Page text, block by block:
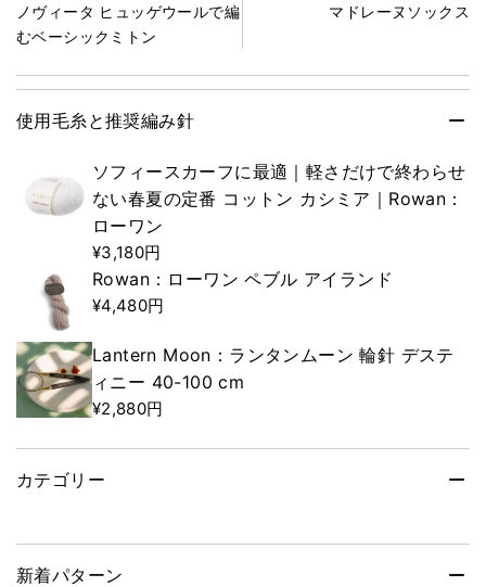
使用毛糸と推奨編み針
ソフィースカーフに最適｜軽さだけで終わらせ
ない春夏の定番 コットン カシミア｜Rowan：
ローワン
¥3,180円
Rowan：ローワン ペブル アイランド
¥4,480円
Lantern Moon：ランタンムーン 輪針 デステ
ィニー 40-100 cm
¥2,880円
カテゴリー
新着パターン
ノヴィータ ヒュッゲウールで編
むベーシックミトン
マドレーヌソックス